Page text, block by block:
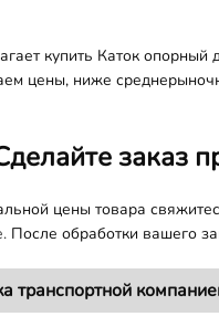
купить Каток опорный
цены, ниже
заказ
цены товара
После обработки вашего
транспортной